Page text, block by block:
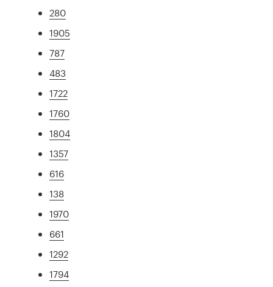
280
1905
787
483
1722
1760
1804
1357
616
138
1970
661
1292
1794